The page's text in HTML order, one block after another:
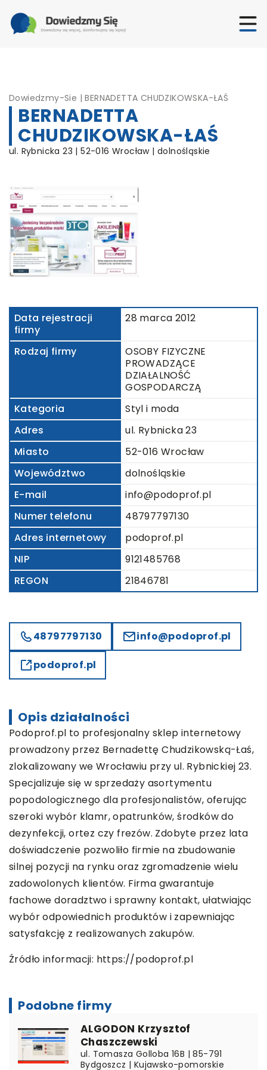
Dowiedzmy-Sie |BERNADETTA CHUDZIKOWSKA-ŁAŚ
BERNADETTA
CHUDZIKOWSKA-ŁAŚ
ul. Rybnicka 23 | 52-016 Wrocław | dolnośląskie
Data rejestracji
firmy
28 marca 2012
Rodzaj firmy
OSOBY FIZYCZNE
PROWADZĄCE
DZIAŁALNOŚĆ
GOSPODARCZĄ
Kategoria
Styl i moda
Adres
ul. Rybnicka 23
Miasto
52-016 Wrocław
Województwo
dolnośląskie
E-mail
info@podoprof.pl
Numer telefonu
48797797130
Adres internetowy
podoprof.pl
NIP
9121485768
REGON
21846781
48797797130 info@podoprof.pl
podoprof.pl
Opis działalności
Podoprof.pl to profesjonalny sklep internetowy
prowadzony przez Bernadettę Chudzikowską-Łaś,
zlokalizowany we Wrocławiu przy ul. Rybnickiej 23.
Specjalizuje się w sprzedaży asortymentu
popodologicznego dla profesjonalistów, oferując
szeroki wybór klamr, opatrunków, środków do
dezynfekcji, ortez czy frezów. Zdobyte przez lata
doświadczenie pozwoliło firmie na zbudowanie
silnej pozycji na rynku oraz zgromadzenie wielu
zadowolonych klientów. Firma gwarantuje
fachowe doradztwo i sprawny kontakt, ułatwiając
wybór odpowiednich produktów i zapewniając
satysfakcję z realizowanych zakupów.
Źródło informacji: https://podoprof.pl
Podobne firmy
ALGODON Krzysztof
Chaszczewski
ul. Tomasza Golloba 16B | 85-791
Bydgoszcz | Kujawsko-pomorskie